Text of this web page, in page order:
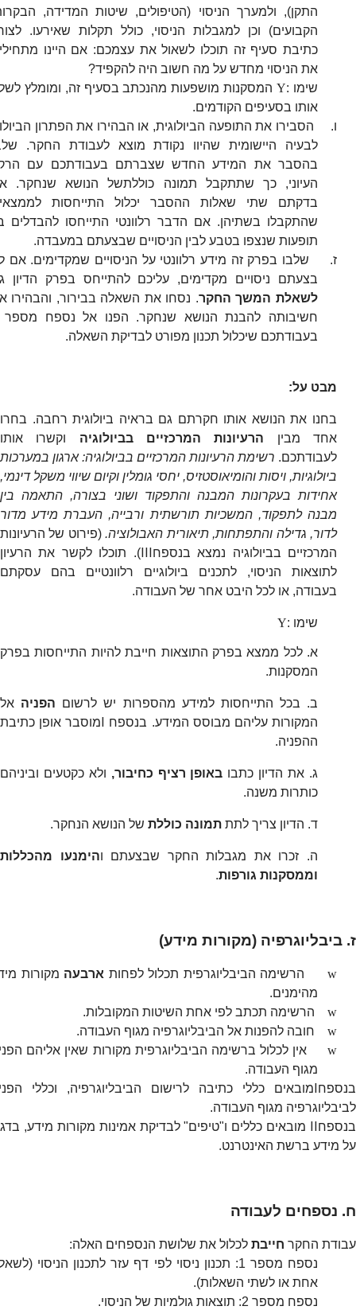
התקן), ולמערך הניסוי (הטיפולים, שיטות המדידה,
הקבועים) וכן למגבלות הניסוי, כולל תקלות שאירעו.
כתיבת סעיף זה תוכלו לשאול את עצמכם: אם היינו
את הניסוי מחדש על מה חשוב היה להקפיד?
שימו :
Yהמסקנות מושפעות מהנכתב בסעיף זה, ומומלץ
אותו בסעיפים הקודמים.
ו.
הסבירו את התופעה הביולוגית, או הבהירו את הפתרון
לבעיה היישומית שהיוו נקודת מוצא לעבודת החקר.
בהסבר את המידע החדש שצברתם בעבודתכם עם
העיוני, כך שתתקבל תמונה כוללתשל הנושא שנחקר.
בדקתם שתי שאלות ההסבר יכלול התייחסות
שהתקבלו בשתיהן. אם הדבר רלוונטי התייחסו להבדלים
תופעות שנצפו בטבע לבין הניסויים שבצעתם במעבדה.
ז.
שלבו בפרק זה מידע רלוונטי על הניסויים שמקדימים. אם
בצעתם ניסויים מקדימים, עליכם להתייחס בפרק הדיון
לשאלת המשך החקר. נסחו את השאלה בבירור, והבהירו
בעבודתכם שיכלול תכנון מפורט לבדיקת השאלה.
מבט על:
בחנו את הנושא אותו חקרתם גם בראיה ביולוגית רחבה. בחרו
אחד מבין הרעיונות המרכזיים בביולוגיה וקשרו אותו
לעבודתכם. רשימת הרעיונות המרכזיים בביולוגיה: ארגון במערכות
ביולוגיות, ויסות והומיאוסטזיס, יחסי גומלין וקיום שיווי משקל דינמי,
אחידות בעקרונות המבנה והתפקוד ושוני בצורה, התאמה בין
מבנה לתפקוד, המשכיות תורשתית ורבייה, העברת מידע מדור
לדור, גדילה והתפתחות, תיאורית האבולוציה.(פירוט של הרעיונות
המרכזיים בביולוגיה נמצא בנספחIII). תוכלו לקשר את הרעיון
לתוצאות הניסוי, לתכנים ביולוגיים רלוונטיים בהם עסקתם
בעבודה, או לכל היבט אחר של העבודה.
שימו :
Y
א. לכל ממצא בפרק התוצאות חייבת להיות התייחסות בפרק
המסקנות.
ב. בכל התייחסות למידע מהספרות יש לרשום הפניה אל
המקורות עליהם מבוסס המידע. בנספח Iמוסבר אופן כתיבת
ההפניה.
ג. את הדיון כתבו באופן רציף כחיבור, ולא כקטעים וביניהם
כותרות משנה.
ד. הדיון צריך לתת תמונה כוללת של הנושא הנחקר.
ה. זכרו את מגבלות החקר שבצעתם והימנעו מהכללות
וממסקנות גורפות.
ז. ביבליוגרפיה (מקורות מידע)
w הרשימה הביבליוגרפית תכלול לפחות ארבעה מקורות
מהימנים.
w
הרשימה תכתב לפי אחת השיטות המקובלות.
w
חובה להפנות אל הביבליוגרפיה מגוף העבודה.
w
אין לכלול ברשימה הביבליוגרפית מקורות שאין אליהם
מגוף העבודה.
בנספחIמובאים כללי כתיבה לרישום הביבליוגרפיה, וכללי
לביבליוגרפיה מגוף העבודה.
בנספחII מובאים כללים ו"טיפים" לבדיקת אמינות מקורות מידע,
על מידע ברשת האינטרנט.
ח. נספחים לעבודה
עבודת החקר חייבת לכלול את שלושת הנספחים האלה:
נספח מספר 1: תכנון ניסוי לפי דף עזר לתכנון הניסוי
אחת או לשתי השאלות).
נספח מספר 2: תוצאות גולמיות של הניסוי.